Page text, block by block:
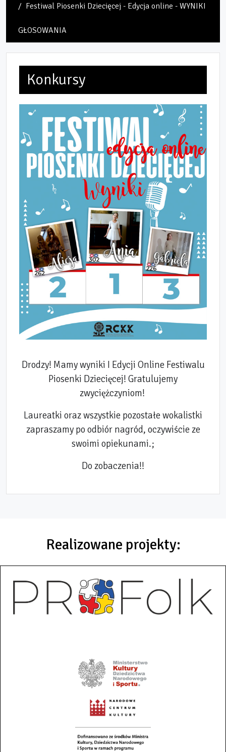
Festiwal Piosenki Dziecięcej - Edycja online - WYNIKI
GŁOSOWANIA
Konkursy
Drodzy! Mamy wyniki I Edycji Online Festiwalu
Piosenki Dziecięcej! Gratulujemy
zwyciężczyniom!
Laureatki oraz wszystkie pozostałe wokalistki
zapraszamy po odbiór nagród, oczywiście ze
swoimi opiekunami.;
Do zobaczenia!!
Realizowane projekty: